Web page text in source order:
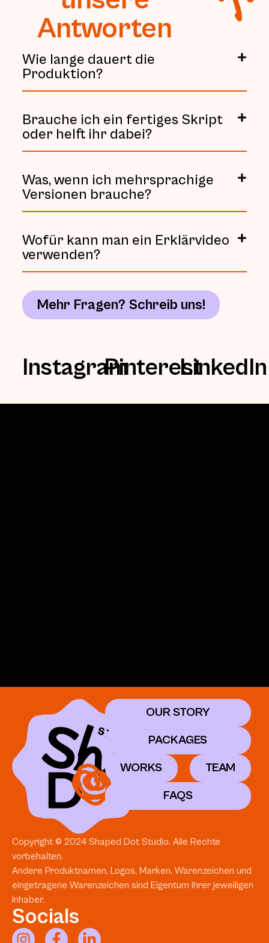
Antworten
Wie lange dauert die
Produktion?
Brauche ich ein fertiges Skript
oder helft ihr dabei?
Was, wenn ich mehrsprachige
Versionen brauche?
Wofür kann man ein Erklärvideo
verwenden?
Mehr Fragen? Schreib uns!
InstagramPinterestLinkedIn
OUR STORY
PACKAGES
WORKS
TEAM
FAQS
Copyright © 2024 Shaped Dot Studio. Alle Rechte
vorbehalten.
Andere Produktnamen, Logos, Marken, Warenzeichen und
eingetragene Warenzeichen sind Eigentum ihrer jeweiligen
Inhaber.
Socials